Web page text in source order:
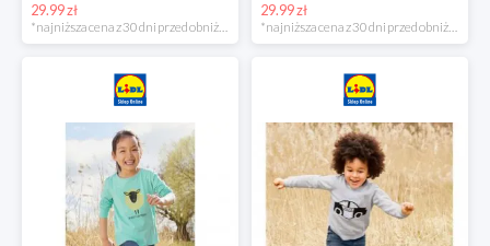
29.99 zł
*najniższa cena z 30 dni przed obniżką
29.99 zł
*najniższa cena z 30 dni przed obniżką